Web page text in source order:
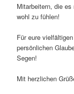
Mitarbeitern, die
wohl zu fühlen!
Für eure
persönlichen
Segen!
Mit herzlichen